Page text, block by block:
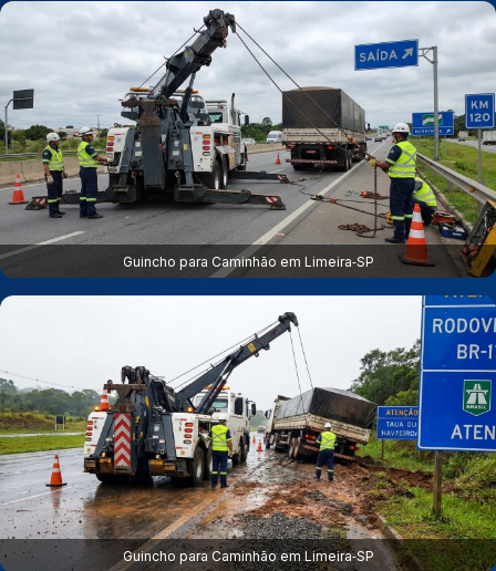
Guincho para Caminhão em Limeira‑SP
Guincho para Caminhão em Limeira‑SP